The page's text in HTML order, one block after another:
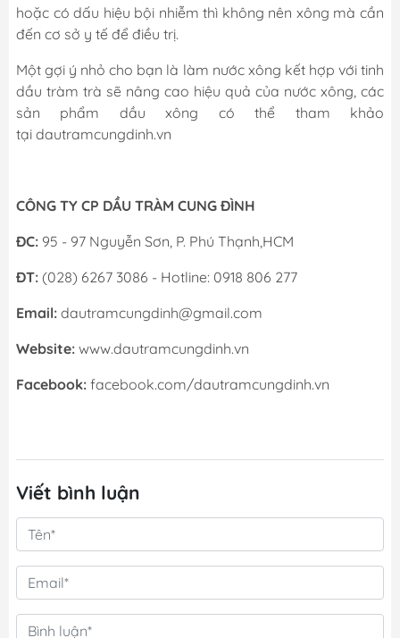
hoặc có dấu hiệu bội nhiễm thì không nên xông mà cần
đến cơ sở y tế để điều trị.
Một gợi ý nhỏ cho bạn là làm nước xông kết hợp với tinh
dầu tràm trà sẽ nâng cao hiệu quả của nước xông, các
sản phẩm dầu xông có thể tham khảo
tại dautramcungdinh.vn
CÔNG TY CP DẦU TRÀM CUNG ĐÌNH
ĐC: 95 - 97 Nguyễn Sơn, P. Phú Thạnh,HCM
ĐT: (028) 6267 3086 - Hotline: 0918 806 277
Email: dautramcungdinh@gmail.com
Website: www.dautramcungdinh.vn
Facebook: facebook.com/dautramcungdinh.vn
Viết bình luận